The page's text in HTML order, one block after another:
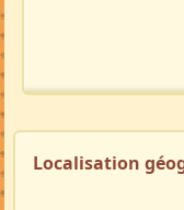
Localisation